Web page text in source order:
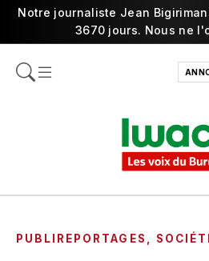
Notre journaliste Jean
3670 jours. Nous ne
PUBLIREPORTAGES